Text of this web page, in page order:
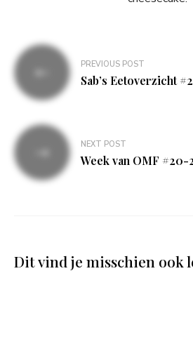
Bericht
navigatie
PREVIOUS POST
Sab’s Eetoverzicht
NEXT POST
Week van OMF #20-
Dit vind je misschien ook